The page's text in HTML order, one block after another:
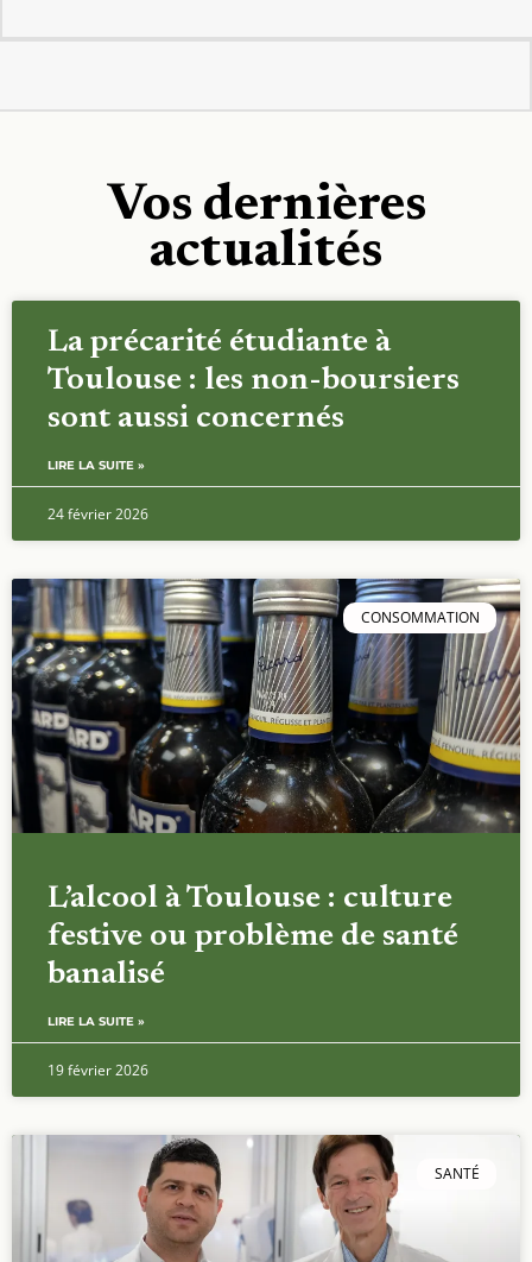
Vos dernières
actualités
La précarité étudiante à
Toulouse : les non-boursiers
sont aussi concernés
LIRE LA SUITE »
24 février 2026
CONSOMMATION
L’alcool à Toulouse : culture
festive ou problème de santé
banalisé
LIRE LA SUITE »
19 février 2026
SANTÉ